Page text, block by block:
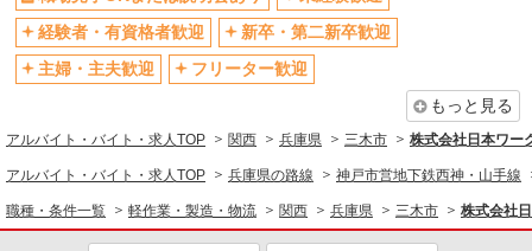
残業ほぼなし
残業少なめ（月20h未満）
転勤なし
登録制
有休取得率80%以上
交通費支給
研修制度あり
資格取得支援制度あり
同じ職種から求人を探す
軽作業・製造・物流
経験者・有資格者歓迎
新卒・第二新卒歓迎
主婦・主夫歓迎
フリーター歓迎
もっと見る
アルバイト・バイト・求人TOP 関西 兵庫県 三木市 株式会社日本ワー
アルバイト・バイト・求人TOP 兵庫県の路線 神戸市営地下鉄西神・山手線
職種・条件一覧 軽作業・製造・物流 関西 兵庫県 三木市 株式会社